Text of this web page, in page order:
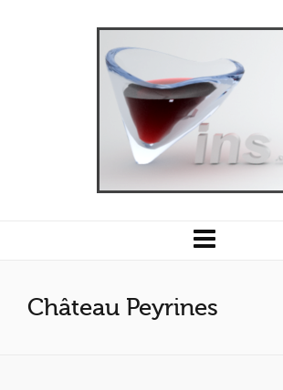
Château Peyrines